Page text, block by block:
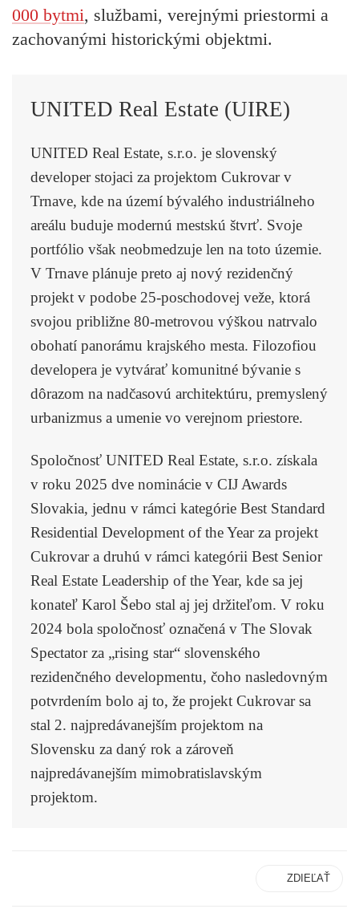
000 bytmi, službami, verejnými priestormi a
zachovanými historickými objektmi.
UNITED Real Estate (UIRE)
UNITED Real Estate, s.r.o. je slovenský
developer stojaci za projektom Cukrovar v
Trnave, kde na území bývalého industriálneho
areálu buduje modernú mestskú štvrť. Svoje
portfólio však neobmedzuje len na toto územie.
V Trnave plánuje preto aj nový rezidenčný
projekt v podobe 25-poschodovej veže, ktorá
svojou približne 80-metrovou výškou natrvalo
obohatí panorámu krajského mesta. Filozofiou
developera je vytvárať komunitné bývanie s
dôrazom na nadčasovú architektúru, premyslený
urbanizmus a umenie vo verejnom priestore.
Spoločnosť UNITED Real Estate, s.r.o. získala
v roku 2025 dve nominácie v CIJ Awards
Slovakia, jednu v rámci kategórie Best Standard
Residential Development of the Year za projekt
Cukrovar a druhú v rámci kategórii Best Senior
Real Estate Leadership of the Year, kde sa jej
konateľ Karol Šebo stal aj jej držiteľom. V roku
2024 bola spoločnosť označená v The Slovak
Spectator za „rising star“ slovenského
rezidenčného developmentu, čoho nasledovným
potvrdením bolo aj to, že projekt Cukrovar sa
stal 2. najpredávanejším projektom na
Slovensku za daný rok a zároveň
najpredávanejším mimobratislavským
projektom.
ZDIEĽAŤ